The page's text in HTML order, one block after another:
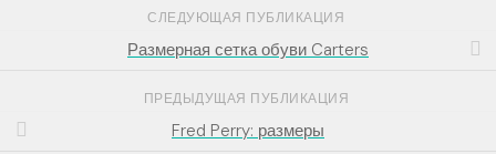
СЛЕДУЮЩАЯ ПУБЛИКАЦИЯ
Размерная сетка обуви Carters
ПРЕДЫДУЩАЯ ПУБЛИКАЦИЯ
Fred Perry: размеры